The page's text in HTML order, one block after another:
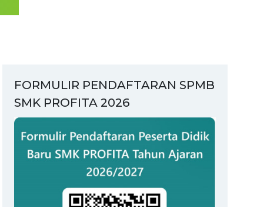
FORMULIR PENDAFTARAN SPMB
SMK PROFITA 2026